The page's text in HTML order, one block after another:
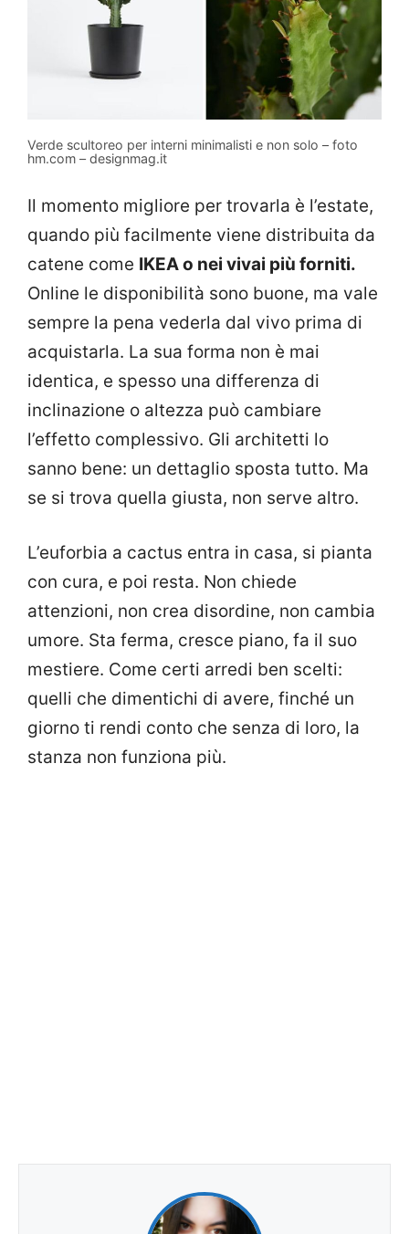
Verde scultoreo per interni minimalisti e non solo – foto
hm.com – designmag.it
Il momento migliore per trovarla è l’estate,
quando più facilmente viene distribuita da
catene come IKEA o nei vivai più forniti.
Online le disponibilità sono buone, ma vale
sempre la pena vederla dal vivo prima di
acquistarla. La sua forma non è mai
identica, e spesso una differenza di
inclinazione o altezza può cambiare
l’effetto complessivo. Gli architetti lo
sanno bene: un dettaglio sposta tutto. Ma
se si trova quella giusta, non serve altro.
L’euforbia a cactus entra in casa, si pianta
con cura, e poi resta. Non chiede
attenzioni, non crea disordine, non cambia
umore. Sta ferma, cresce piano, fa il suo
mestiere. Come certi arredi ben scelti:
quelli che dimentichi di avere, finché un
giorno ti rendi conto che senza di loro, la
stanza non funziona più.